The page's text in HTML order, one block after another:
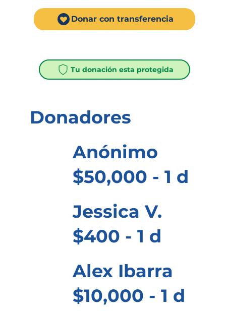
Donar con transferencia
Tu donación esta protegida
Donadores
Anónimo
$50,000 - 1 d
Jessica V.
$400 - 1 d
Alex Ibarra
$10,000 - 1 d